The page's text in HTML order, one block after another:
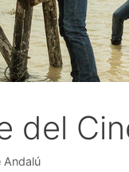
del
Andalú